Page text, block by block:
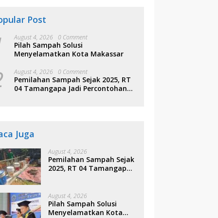
Post
August 4, 2026 0 Comment
Pilah Sampah Solusi
Menyelamatkan Kota Makassar
August 4, 2026 0 Comment
Pemilahan Sampah Sejak 2025, RT
04 Tamangapa Jadi Percontohan
Juga
August 4, 2026
Pemilahan Sampah Sejak
2025, RT 04 Tamangapa
Warga
August 4, 2026
Pilah Sampah Solusi
Menyelamatkan Kota